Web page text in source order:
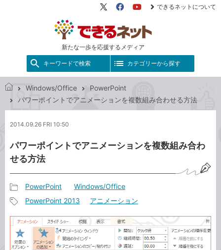
新たな一歩を応援するメディア
X（旧
FacebookYouTube
できるネットについて
キーワードで検索 カテゴリーから探す
ネ
ト
Windows/Office
PowerPoint
パワーポイントでアニメーションを複数組み合わせる方法
2014.09.26 FRI 10:50
パワーポイントでアニメーションを複数組み合わ
せる方法
事
カ
テ
ゴ
PowerPoint Windows/Office
事
タ
グ
PowerPoint 2013 アニメーション